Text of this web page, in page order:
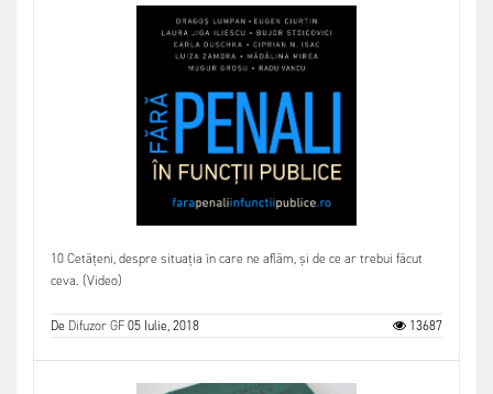
10 Cetățeni, despre situația în care ne aflăm, și de ce ar trebui făcut
ceva. (Video)
De Difuzor GF05 Iulie, 2018 13687